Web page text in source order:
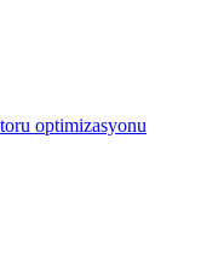
optimizasyonu